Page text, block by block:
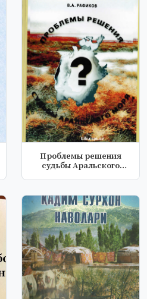
Проблемы решения
судьбы Аральского